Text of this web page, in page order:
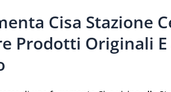
Cisa Stazione
Prodotti Originali